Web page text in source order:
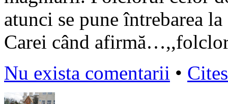
atunci se pune întrebarea
Carei când
Nu exista comentarii •